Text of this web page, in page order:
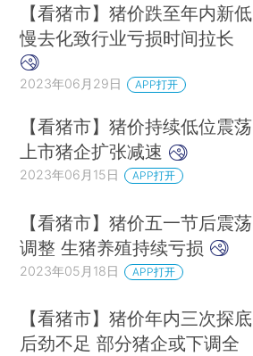
【看猪市】猪价跌至年内新低
慢去化致行业亏损时间拉长
2023年06月29日 APP打开
【看猪市】猪价持续低位震荡
上市猪企扩张减速
2023年06月15日 APP打开
【看猪市】猪价五一节后震荡
调整 生猪养殖持续亏损
2023年05月18日 APP打开
【看猪市】猪价年内三次探底
后劲不足 部分猪企或下调全